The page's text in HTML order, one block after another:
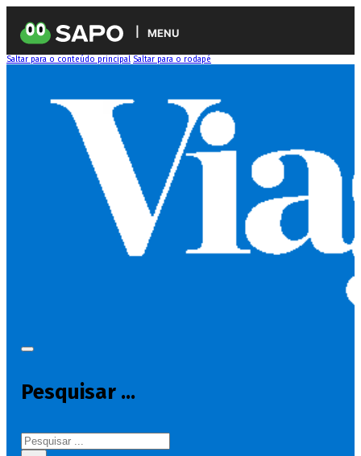
MENU
Saltar para o conteúdo principal Saltar para o rodapé
Pesquisar ...
Pesquisar